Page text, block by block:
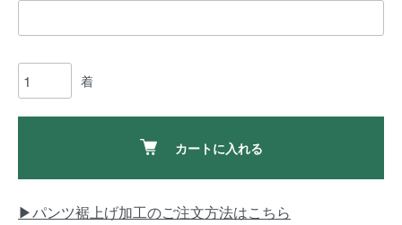
着
カートに入れる
▶パンツ裾上げ加工のご注文方法はこちら